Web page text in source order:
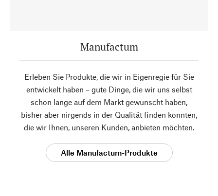
Manufactum
Erleben Sie Produkte, die wir in Eigenregie für Sie
entwickelt haben – gute Dinge, die wir uns selbst
schon lange auf dem Markt gewünscht haben,
bisher aber nirgends in der Qualität finden konnten,
die wir Ihnen, unseren Kunden, anbieten möchten.
Alle Manufactum-Produkte